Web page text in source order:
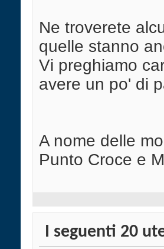
Ne troverete
quelle stanno
Vi preghiamo
avere un po' di
A nome delle
Punto Croce e
I seguenti 20